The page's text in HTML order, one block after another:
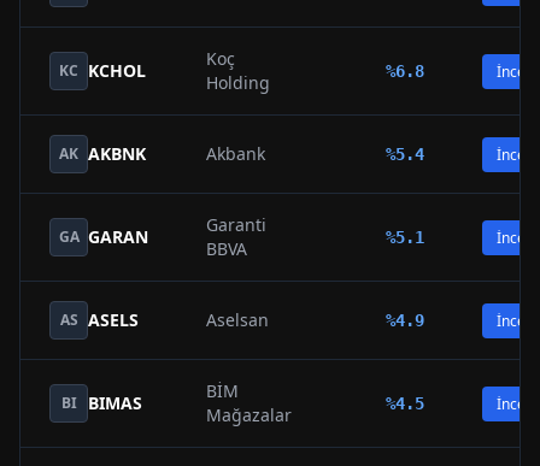
KC KCHOL
Koç
Holding
%6.8 İncele
AK AKBNK Akbank %5.4 İncele
GA GARAN
Garanti
BBVA
%5.1 İncele
AS ASELS Aselsan %4.9 İncele
BI BIMAS
BİM
Mağazalar
%4.5 İncele